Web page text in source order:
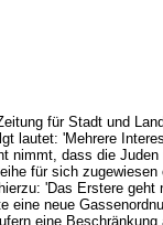
für Stadt und
lautet: 'Mehrere
nimmt, dass die
für sich
'Das Erstere geht
eine neue
eine